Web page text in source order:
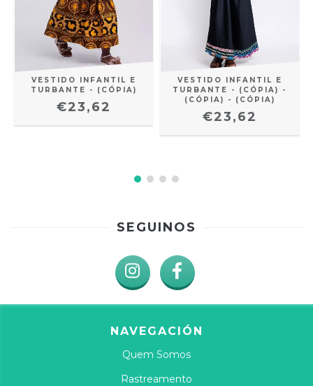
VESTIDO INFANTIL E
TURBANTE - (CÓPIA)
€23,62
VESTIDO INFANTIL E
TURBANTE - (CÓPIA) -
(CÓPIA) - (CÓPIA)
€23,62
SEGUINOS
NAVEGACIÓN
Quem Somos
Rastreamento